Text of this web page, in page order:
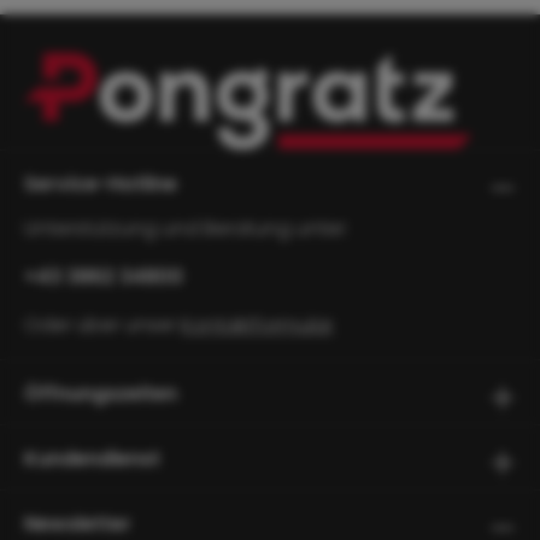
Service-Hotline
+43 3862 34800
Kontaktformular
Öffnungszeiten
Kundendienst
Newsletter